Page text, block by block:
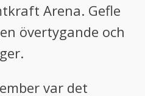
Arena. Gefle
övertygande och
var det